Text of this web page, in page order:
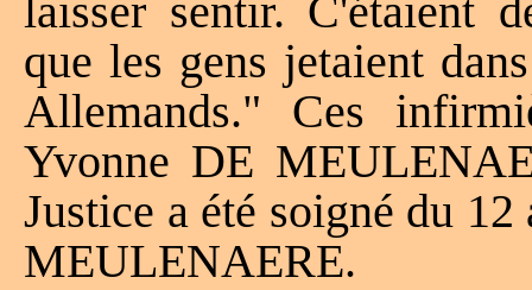
laisser sentir. C'étaient
que les gens jetaient
Allemands." Ces
Yvonne DE
Justice a été soigné du
MEULENAERE.